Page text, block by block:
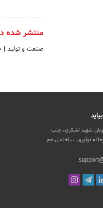
منتشر شده
صنعت و تولید |
شهید لشکری، جنب
نوآوری، ساختمان هم